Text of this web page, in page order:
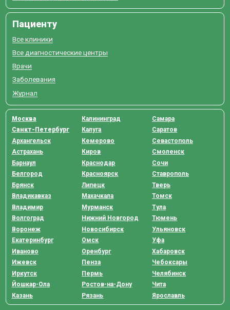
Пациенту
Все клиники
Все диагностические центры
Врачи
Заболевания
Журнал
Москва
Санкт-Петербург
Архангельск
Астрахань
Барнаул
Белгород
Брянск
Владикавказ
Владимир
Волгоград
Воронеж
Екатеринбург
Иваново
Ижевск
Иркутск
Йошкар-Ола
Казань
Калининград
Калуга
Кемерово
Киров
Краснодар
Красноярск
Липецк
Махачкала
Мурманск
Нижний Новгород
Новосибирск
Омск
Оренбург
Пенза
Пермь
Ростов-на-Дону
Рязань
Самара
Саратов
Севастополь
Смоленск
Сочи
Ставрополь
Тверь
Томск
Тула
Тюмень
Ульяновск
Уфа
Хабаровск
Чебоксары
Челябинск
Чита
Ярославль